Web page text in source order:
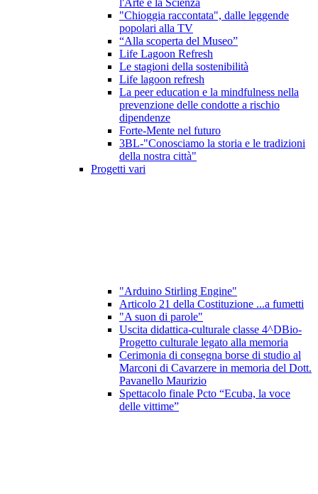
l'Arte e la Scienza
"Chioggia raccontata", dalle leggende
popolari alla TV
“Alla scoperta del Museo”
Life Lagoon Refresh
Le stagioni della sostenibilità
Life lagoon refresh
La peer education e la mindfulness nella
prevenzione delle condotte a rischio
dipendenze
Forte-Mente nel futuro
3BL-"Conosciamo la storia e le tradizioni
della nostra città"
Progetti vari
"Arduino Stirling Engine"
Articolo 21 della Costituzione ...a fumetti
"A suon di parole"
Uscita didattica-culturale classe 4^DBio-
Progetto culturale legato alla memoria
Cerimonia di consegna borse di studio al
Marconi di Cavarzere in memoria del Dott.
Pavanello Maurizio
Spettacolo finale Pcto “Ecuba, la voce
delle vittime”